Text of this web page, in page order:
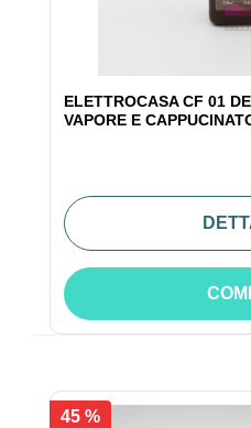
ELETTROCASA CF 01
VAPORE E
45 %